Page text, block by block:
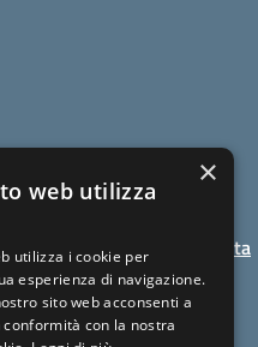
onlinePrivacy Policy
Dichiarazioni di accessibilita
×
web utilizza
utilizza i cookie per
esperienza di navigazione.
sito web acconsenti a
con la nostra